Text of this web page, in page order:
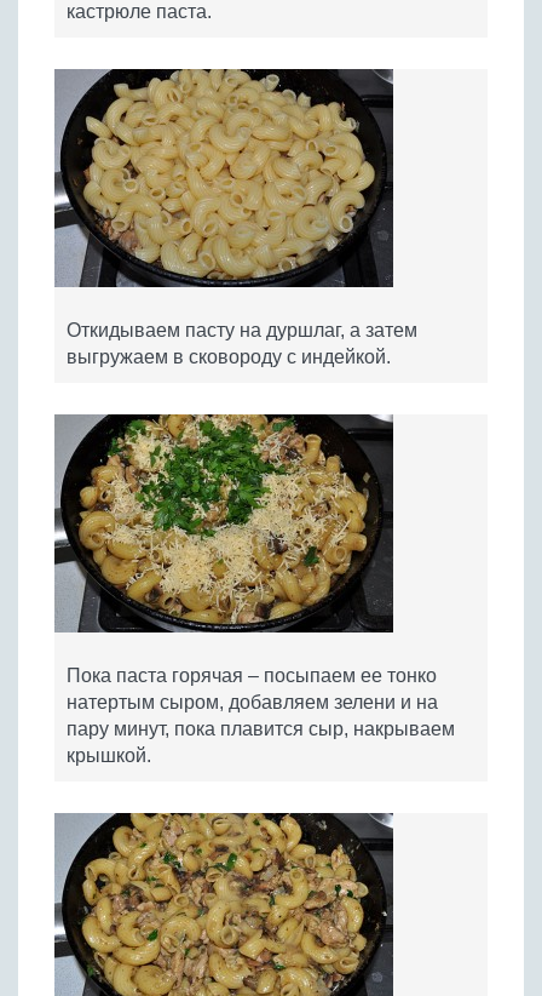
кастрюле паста.
Откидываем пасту на дуршлаг, а затем
выгружаем в сковороду с индейкой.
Пока паста горячая – посыпаем ее тонко
натертым сыром, добавляем зелени и на
пару минут, пока плавится сыр, накрываем
крышкой.